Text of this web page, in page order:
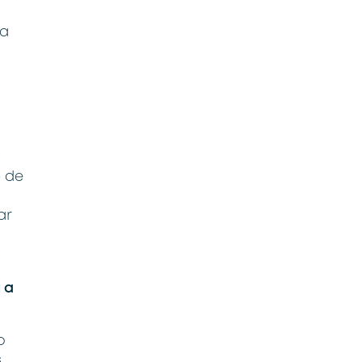
de
a